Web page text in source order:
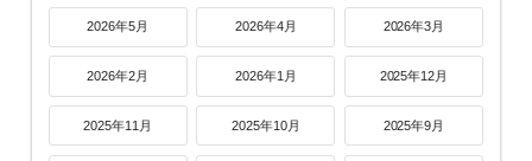
2026年5月 2026年4月 2026年3月
2026年2月 2026年1月 2025年12月
2025年11月 2025年10月 2025年9月